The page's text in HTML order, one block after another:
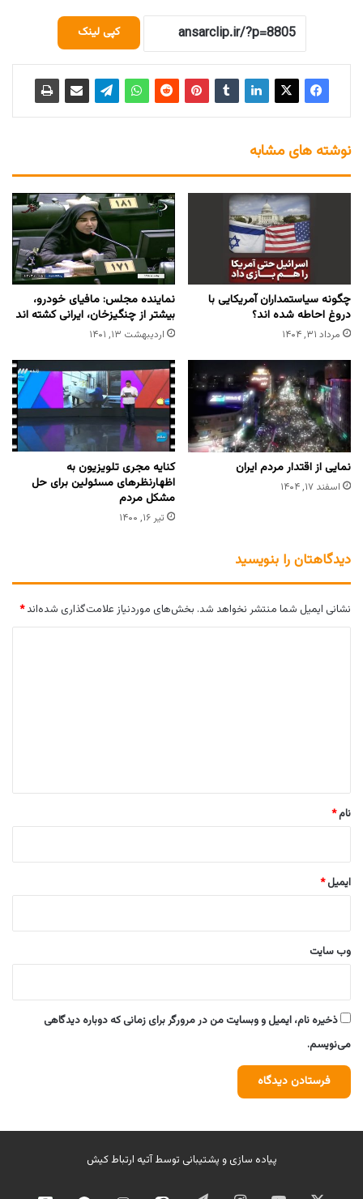
کپی لینک
نوشته های مشابه
چگونه سیاستمداران آمریکایی با
دروغ احاطه شده اند؟
مرداد ۳۱, ۱۴۰۴
نماینده مجلس: مافیای خودرو،
بیشتر از چنگیزخان، ایرانی کشته اند
اردیبهشت ۱۳, ۱۴۰۱
نمایی از اقتدار مردم ایران
اسفند ۱۷, ۱۴۰۴
کنایه مجری تلویزیون به
اظهارنظرهای مسئولین برای حل
مشکل مردم
تیر ۱۶, ۱۴۰۰
دیدگاهتان را بنویسید
نشانی ایمیل شما منتشر نخواهد شد. بخش‌های موردنیاز علامت‌گذاری شده‌اند*
نام*
ایمیل*
وب‌ سایت
ذخیره نام، ایمیل و وبسایت من در مرورگر برای زمانی که دوباره دیدگاهی
می‌نویسم.
پیاده سازی و پشتیبانی توسطآتیه ارتباط کیش